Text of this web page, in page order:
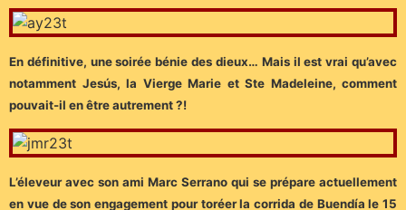
En définitive, une soirée bénie des dieux… Mais il est vrai qu’avec
notamment Jesús, la Vierge Marie et Ste Madeleine, comment
pouvait-il en être autrement ?!
L’éleveur avec son ami Marc Serrano qui se prépare actuellement
en vue de son engagement pour toréer la corrida de Buendía le 15